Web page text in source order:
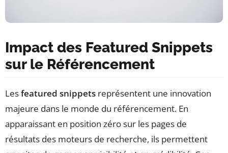
Impact des Featured Snippets
sur le Référencement
Lesfeatured snippets représentent une innovation
majeure dans le monde du référencement. En
apparaissant en position zéro sur les pages de
résultats des moteurs de recherche, ils permettent